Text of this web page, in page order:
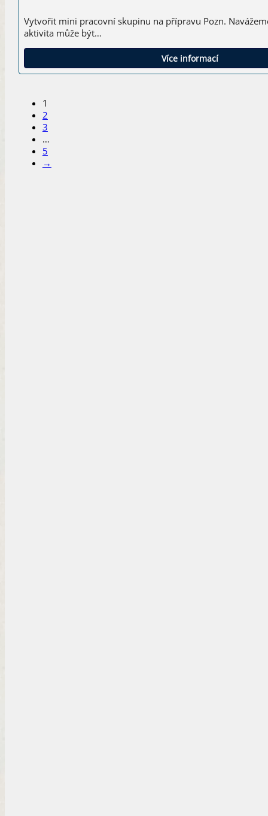
Vytvořit mini pracovní skupinu na přípravu Pozn.
aktivita může být…
Více informací
1
2
3
…
5
→